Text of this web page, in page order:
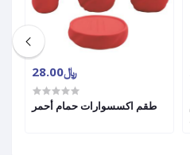
﷼28.00
طقم اكسسوارات حمام أحمر